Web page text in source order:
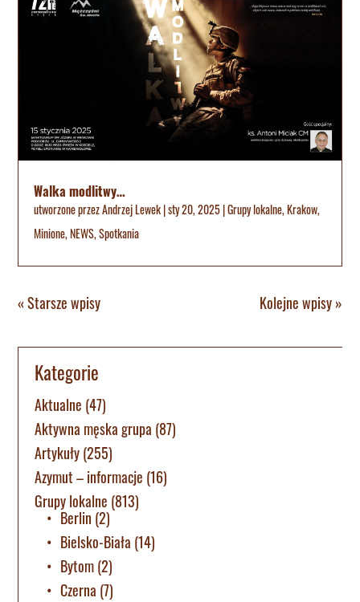
Walka modlitwy…
utworzone przezAndrzej Lewek|sty 20, 2025|Grupy lokalne,Krakow,
Minione,NEWS,Spotkania
« Starsze wpisy Kolejne wpisy »
Kategorie
Aktualne (47)
Aktywna męska grupa (87)
Artykuły(255)
Azymut – informacje (16)
Grupy lokalne (813)
Berlin (2)
Bielsko-Biała (14)
Bytom(2)
Czerna (7)